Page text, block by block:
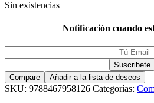
Sin existencias
Notificación cuando
Compare Añadir a la lista de deseos
SKU: 9788467958126 Categorías: